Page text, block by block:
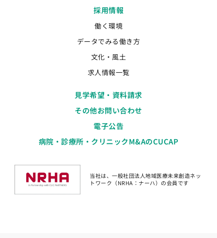
採用情報
働く環境
データでみる働き方
文化・風土
求人情報一覧
見学希望・資料請求
その他お問い合わせ
電子公告
病院・診療所・クリニックM&AのCUCAP
当社は、一般社団法人地域医療未来創造ネッ
トワーク（NRHA：ナーハ）の会員です